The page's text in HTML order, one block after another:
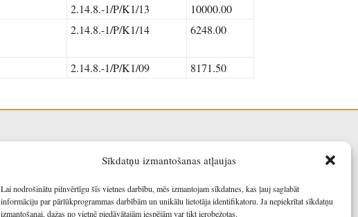
Sīkdatņu izmantošanas atļaujas
Lai nodrošinātu pilnvērtīgu šīs vietnes darbību, mēs izmantojam sīkdatnes, kas ļauj saglabāt
informāciju par pārlūkprogrammas darbībām un unikālu lietotāja identifikatoru. Ja nepiekrītat sīkdatņu
izmantošanai, dažas no vietnē piedāvātajām iespējām var tikt ierobežotas.
2.14.8.-1/P/K1/13
10000.00
2.14.8.-1/P/K1/14 6248.00
2.14.8.-1/P/K1/09 8171.50